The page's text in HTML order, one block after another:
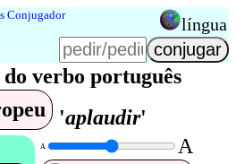
Conjugador língua
verbo português
'aplaudir'
A A